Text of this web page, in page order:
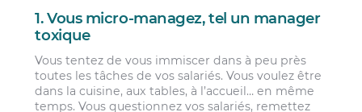
1. Vous micro-managez, tel un manager
toxique
Vous tentez de vous immiscer dans à peu près
toutes les tâches de vos salariés. Vous voulez être
dans la cuisine, aux tables, à l’accueil… en même
temps. Vous questionnez vos salariés, remettez